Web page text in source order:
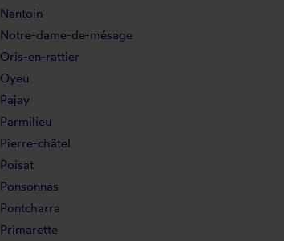
Nantoin
Notre-dame-de-mésage
Oris-en-rattier
Oyeu
Pajay
Parmilieu
Pierre-châtel
Poisat
Ponsonnas
Pontcharra
Primarette